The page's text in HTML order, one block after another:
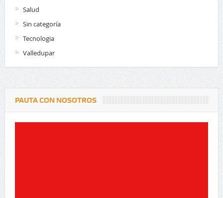
Salud
Sin categoría
Tecnologia
Valledupar
PAUTA CON NOSOTROS